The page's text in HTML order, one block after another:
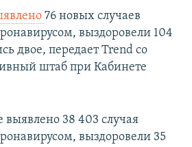
76 новых случаев
выздоровели 104
двое, передает Trend со
штаб при Кабинете
выявлено 38 403 случая
выздоровели 35